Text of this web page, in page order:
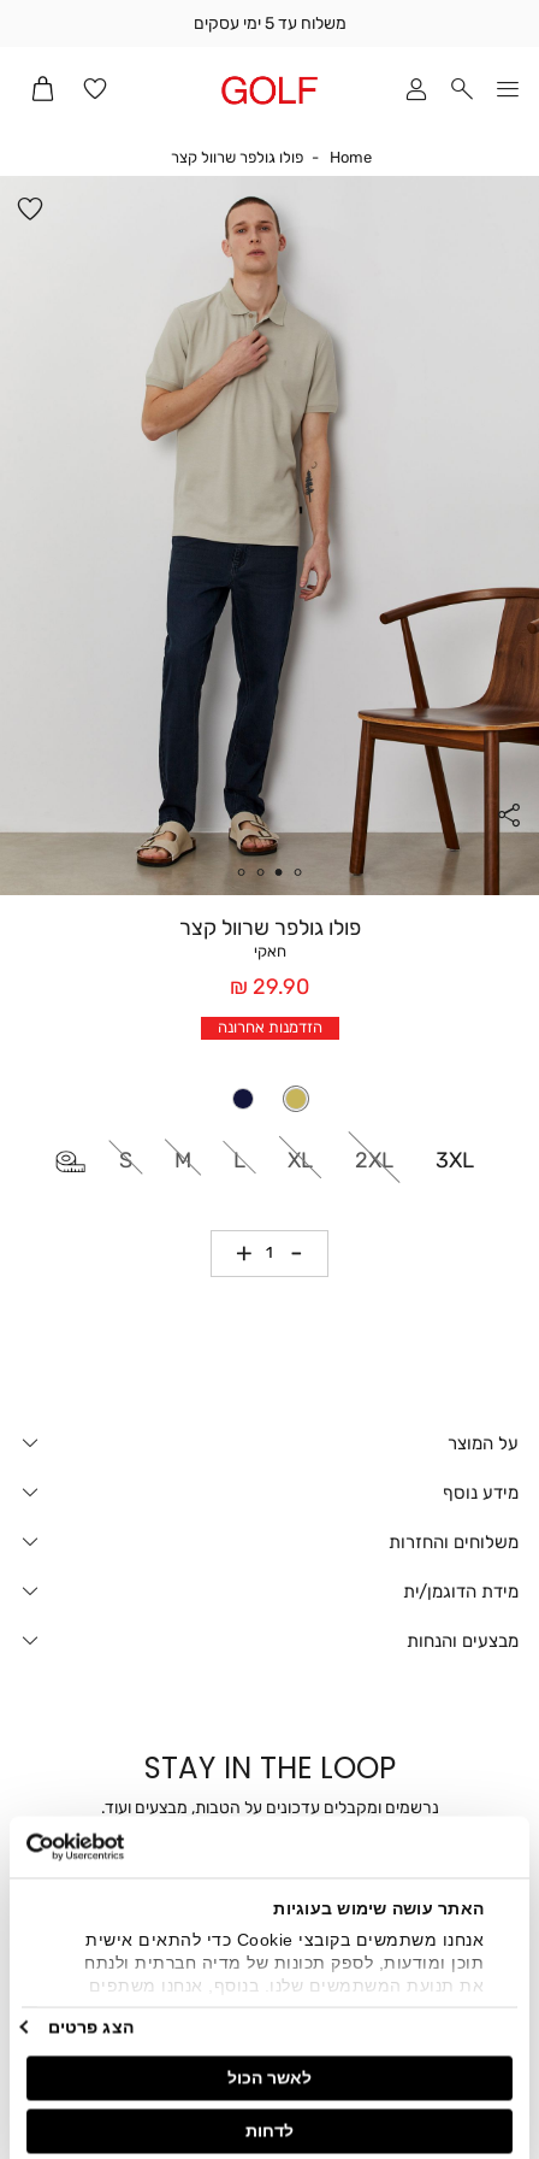
האתר עושה שימוש בעוגיות
אנחנו משתמשים בקובצי Cookie כדי להתאים אישית
תוכן ומודעות, לספק תכונות של מדיה חברתית ולנתח
את תנועת המשתמשים שלנו. בנוסף, אנחנו משתפים
מתחומי המדיה החברתית, הפרסום וניתוח הנתונים.
גורמים אלה עשויים לשלב את הנתונים האלה עם מידע
אחר שסיפקתם או שהם אספו בעקבות השימוש שעשיתם
בשירותים שלהם.
הצג פרטים
לאשר הכול
לדחות
מכירה
משלוח עד 5 ימי עסקים
Home
Homeפולו גולפר שרוול קצר
פולו גולפר שרוול קצר
חאקי
מחיר
אחרי
הנחה
29.90 ₪
הזדמנות אחרונה
S M L XL 2XL 3XL
כמות
על המוצר
מידע נוסף
משלוחים והחזרות
מידת הדוגמן/ית
מבצעים והנחות
STAY IN THE LOOP
נרשמים ומקבלים עדכונים על הטבות, מבצעים ועוד.
אני מאשר/ת ומסכימ/ה לקבלת דיוור ישיר, הודעות ופרסומים
שיווקיים בכלל פרטי הקשר המצויים בידי החברה ובכלל זה דוא"ל
SMS ועוד. המידע ייאסף בהתאם למדיניות הפרטיות של החברה.
" צפייה במדיניות הפרטיות ".
חנויות